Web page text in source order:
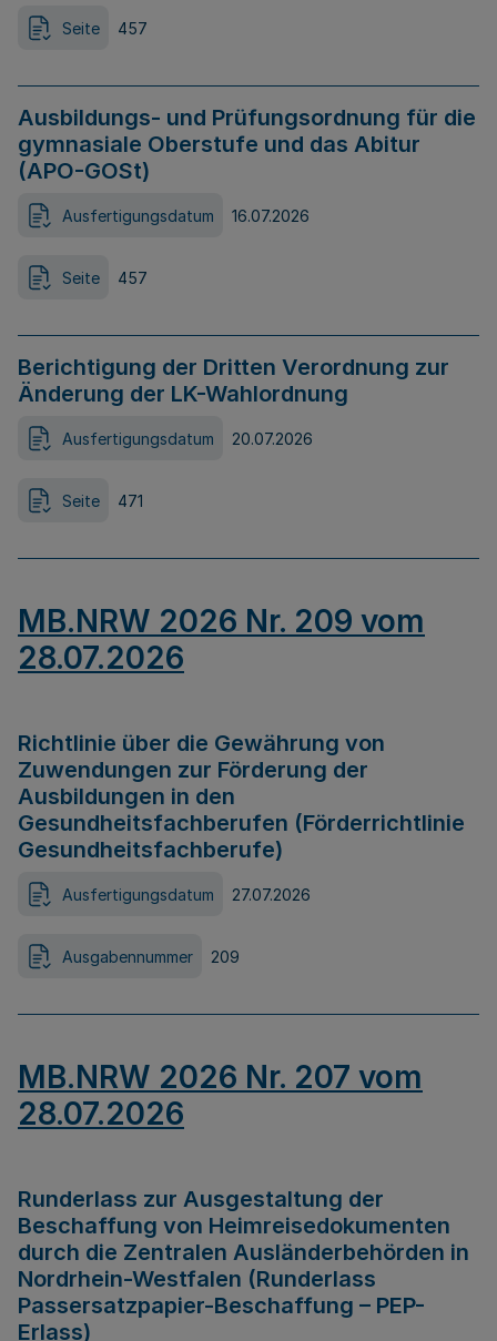
Seite 457
Ausbildungs- und Prüfungsordnung für die
gymnasiale Oberstufe und das Abitur
(APO-GOSt)
Ausfertigungsdatum 16.07.2026
Seite 457
Berichtigung der Dritten Verordnung zur
Änderung der LK-Wahlordnung
Ausfertigungsdatum 20.07.2026
Seite 471
MB.NRW 2026 Nr. 209 vom
28.07.2026
Richtlinie über die Gewährung von
Zuwendungen zur Förderung der
Ausbildungen in den
Gesundheitsfachberufen (Förderrichtlinie
Gesundheitsfachberufe)
Ausfertigungsdatum 27.07.2026
Ausgabennummer 209
MB.NRW 2026 Nr. 207 vom
28.07.2026
Runderlass zur Ausgestaltung der
Beschaffung von Heimreisedokumenten
durch die Zentralen Ausländerbehörden in
Nordrhein-Westfalen (Runderlass
Passersatzpapier-Beschaffung – PEP-
Erlass)